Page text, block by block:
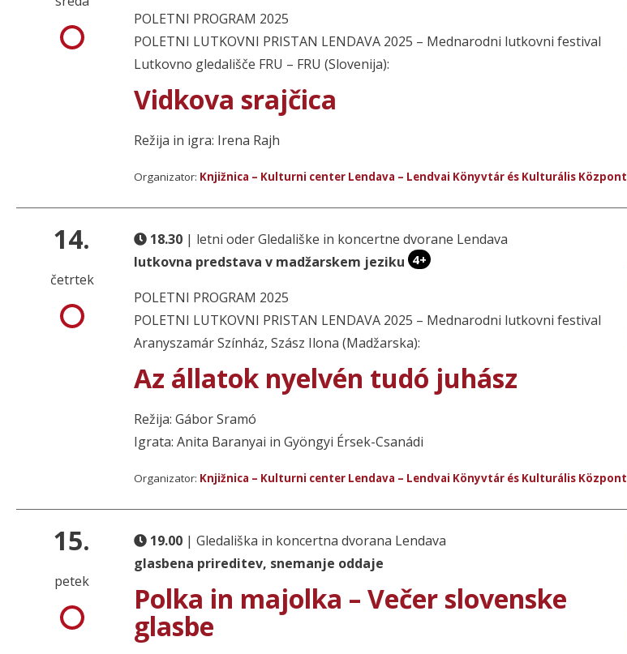
POLETNI PROGRAM 2025
POLETNI LUTKOVNI PRISTAN LENDAVA 2025 – Mednarodni lutkovni festival
Lutkovno gledališče FRU – FRU (Slovenija):
Vidkova srajčica
Režija in igra: Irena Rajh
Organizator: Knjižnica – Kulturni center Lendava – Lendvai Könyvtár és Kulturális Központ
14.
četrtek
18.30 | letni oder Gledališke in koncertne dvorane Lendava
lutkovna predstava v madžarskem jeziku 4+
POLETNI PROGRAM 2025
POLETNI LUTKOVNI PRISTAN LENDAVA 2025 – Mednarodni lutkovni festival
Aranyszamár Színház, Szász Ilona (Madžarska):
Az állatok nyelvén tudó juhász
Režija: Gábor Sramó
Igrata: Anita Baranyai in Gyöngyi Érsek-Csanádi
Organizator: Knjižnica – Kulturni center Lendava – Lendvai Könyvtár és Kulturális Központ
15.
petek
19.00 | Gledališka in koncertna dvorana Lendava
glasbena prireditev, snemanje oddaje
Polka in majolka – Večer slovenske
glasbe